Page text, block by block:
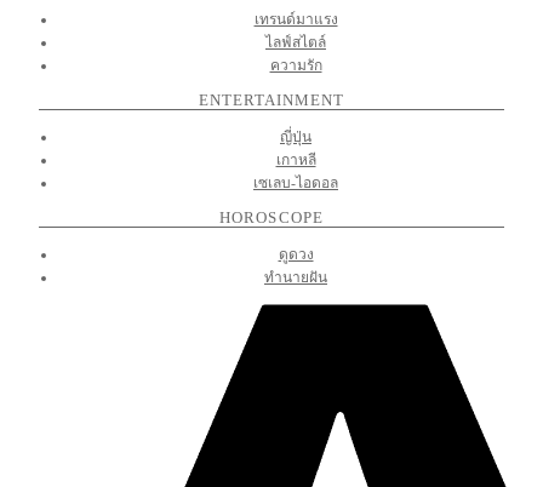
เทรนด์มาแรง
ไลฟ์สไตล์
ความรัก
ENTERTAINMENT
ญี่ปุ่น
เกาหลี
เซเลบ-ไอดอล
HOROSCOPE
ดูดวง
ทำนายฝัน